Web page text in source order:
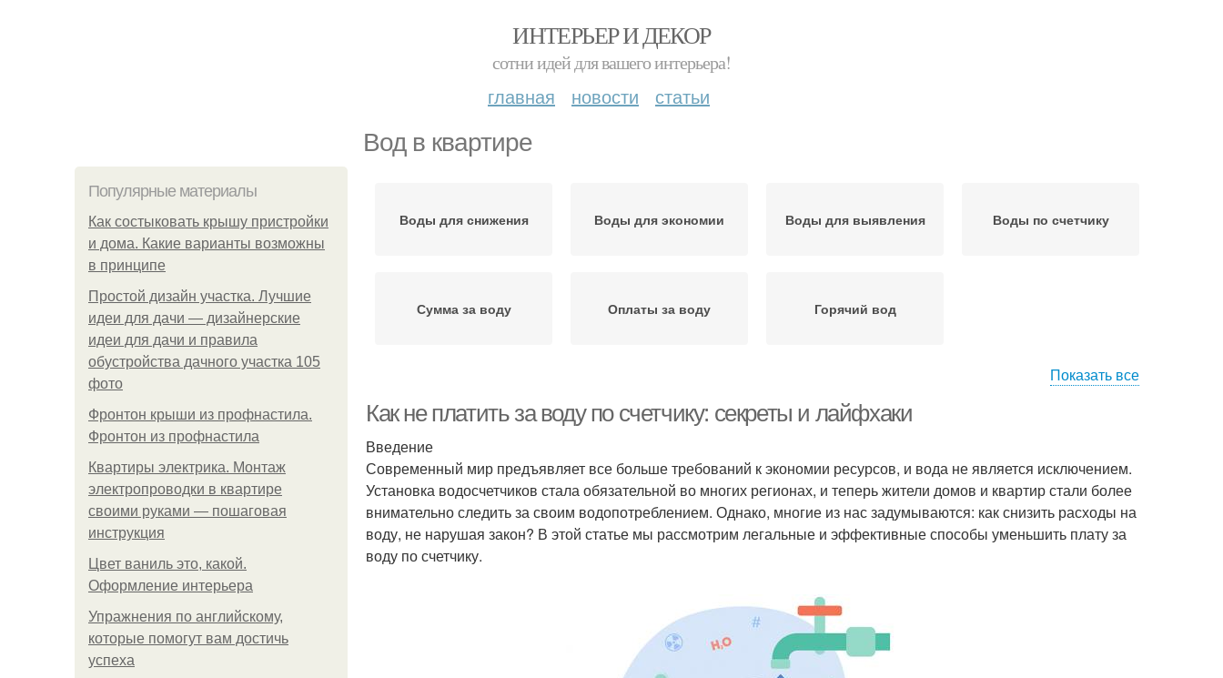
ИНТЕРЬЕР И ДЕКОР
сотни идей для вашего интерьера!
главная новости статьи
Вод в квартире
Популярные материалы
Как состыковать крышу пристройки
и дома. Какие варианты возможны
в принципе
Простой дизайн участка. Лучшие
идеи для дачи — дизайнерские
идеи для дачи и правила
обустройства дачного участка 105
фото
Фронтон крыши из профнастила.
Фронтон из профнастила
Квартиры электрика. Монтаж
электропроводки в квартире
своими руками — пошаговая
инструкция
Цвет ваниль это, какой.
Оформление интерьера
Упражнения по английскому,
которые помогут вам достичь
успеха
Воды для снижения Воды для экономии Воды для выявления Воды по счетчику
Сумма за воду Оплаты за воду Горячий вод
Показать все
Как не платить за воду по счетчику: секреты и лайфхаки
Введение
Современный мир предъявляет все больше требований к экономии ресурсов, и вода не является исключением.
Установка водосчетчиков стала обязательной во многих регионах, и теперь жители домов и квартир стали более
внимательно следить за своим водопотреблением. Однако, многие из нас задумываются: как снизить расходы на
воду, не нарушая закон? В этой статье мы рассмотрим легальные и эффективные способы уменьшить плату за
воду по счетчику.